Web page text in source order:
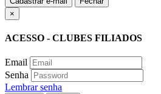
×
ACESSO - CLUBES FILIADOS
Email
Senha
Lembrar senha